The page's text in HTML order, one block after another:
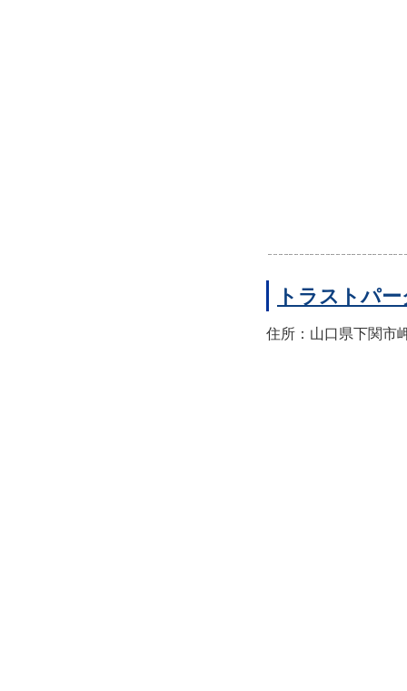
トラストパ
住所：山口県下関市